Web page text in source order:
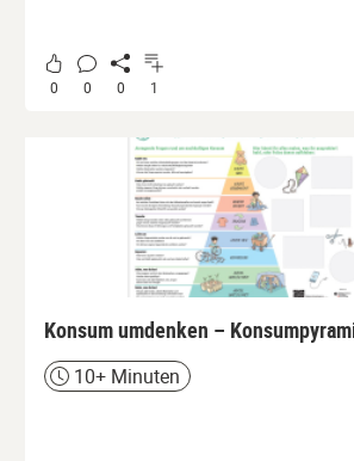
0 0 0 1
Konsum umdenken –
Zeit10+ Minuten